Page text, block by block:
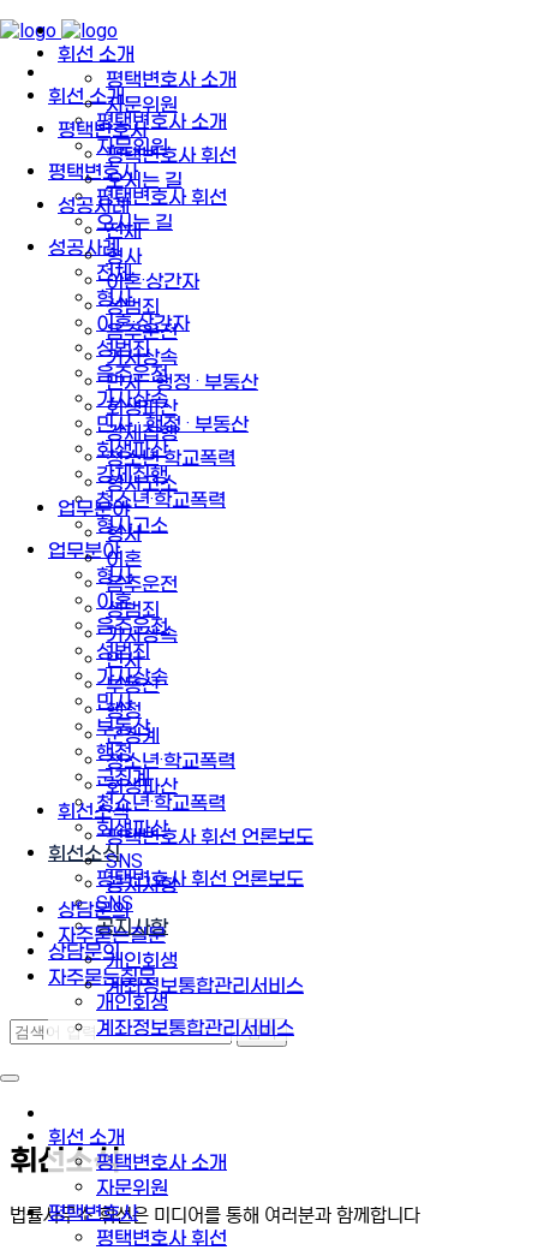
휘선 소개
평택변호사 소개
자문위원
평택변호사
평택변호사 휘선
오시는 길
성공사례
전체
형사
이혼·상간자
성범죄
음주운전
가사상속
민사 · 행정 · 부동산
회생파산
강제집행
청소년·학교폭력
형사고소
업무분야
형사
이혼
음주운전
성범죄
가사상속
민사
부동산
행정
군징계
청소년·학교폭력
회생파산
휘선소식
평택변호사 휘선 언론보도
SNS
공지사항
상담문의
자주묻는질문
개인회생
계좌정보통합관리서비스
휘선 소개
평택변호사 소개
자문위원
평택변호사
평택변호사 휘선
휘선 소개
평택변호사 소개
자문위원
평택변호사
평택변호사 휘선
오시는 길
성공사례
전체
형사
이혼·상간자
성범죄
음주운전
가사상속
민사 · 행정 · 부동산
회생파산
강제집행
청소년·학교폭력
형사고소
업무분야
형사
이혼
음주운전
성범죄
가사상속
민사
부동산
행정
군징계
청소년·학교폭력
회생파산
휘선소식
평택변호사 휘선 언론보도
SNS
공지사항
상담문의
자주묻는질문
개인회생
계좌정보통합관리서비스
휘선소식
법률사무소 휘선은 미디어를 통해 여러분과 함께합니다